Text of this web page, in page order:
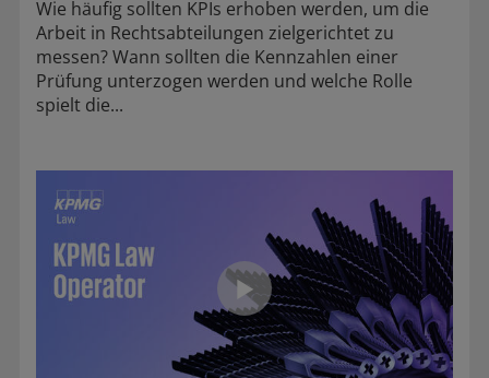
Wie häufig sollten KPIs erhoben werden, um die
Arbeit in Rechtsabteilungen zielgerichtet zu
messen? Wann sollten die Kennzahlen einer
Prüfung unterzogen werden und welche Rolle
spielt die...